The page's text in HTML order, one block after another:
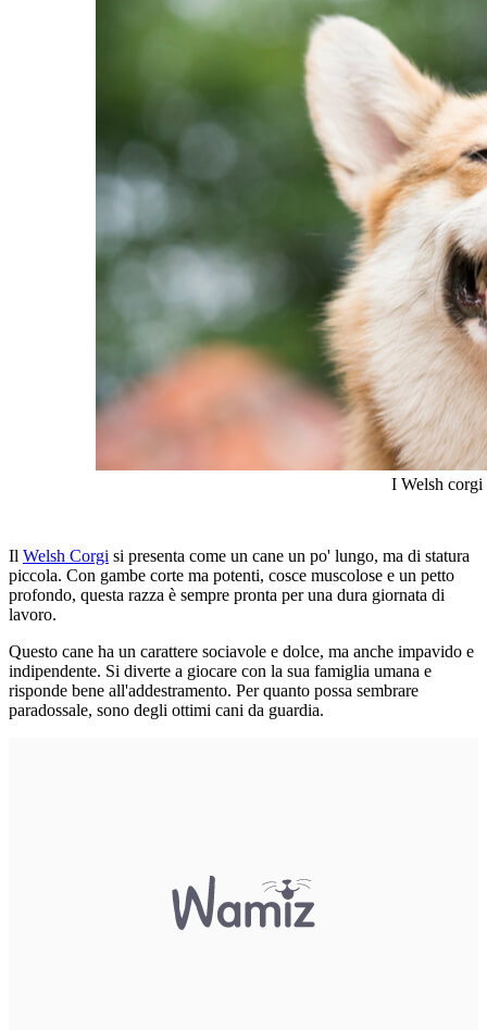
I Welsh corgi
Il Welsh Corgi si presenta come un cane un po' lungo, ma di statura
piccola. Con gambe corte ma potenti, cosce muscolose e un petto
profondo, questa razza è sempre pronta per una dura giornata di
lavoro.
Questo cane ha un carattere sociavole e dolce, ma anche impavido e
indipendente. Si diverte a giocare con la sua famiglia umana e
risponde bene all'addestramento. Per quanto possa sembrare
paradossale, sono degli ottimi cani da guardia.